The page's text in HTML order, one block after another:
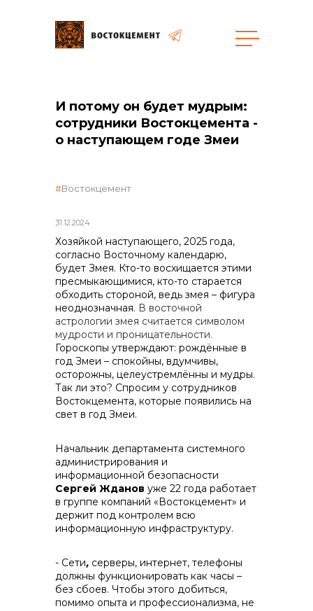
реализация неликвидов
И потому он будет мудрым:
сотрудники Востокцемента -
о наступающем годе Змеи
31.12.2024
Востокцемент
Хозяйкой наступающего, 2025 года,
согласно Восточному календарю,
будет Змея. Кто-то восхищается этими
пресмыкающимися, кто-то старается
обходить стороной, ведь змея – фигура
неоднозначная. В восточной
астрологии змея считается символом
мудрости и проницательности.
Гороскопы утверждают: рождённые в
год Змеи – спокойны, вдумчивы,
осторожны, целеустремлённы и мудры.
Так ли это? Спросим у сотрудников
Востокцемента, которые появились на
свет в год Змеи.
Начальник департамента системного
администрирования и
информационной безопасности
Сергей Жданов уже 22 года работает
в группе компаний «Востокцемент» и
держит под контролем всю
информационную инфраструктуру.
- Сети, серверы, интернет, телефоны
должны функционировать как часы –
без сбоев. Чтобы этого добиться,
помимо опыта и профессионализма, не